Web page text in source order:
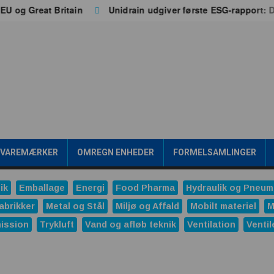
Great Britain Unidrain udgiver første ESG-rapport:
OMREGN ENHEDER FORMELSAMLINGER
Emballage Energi Food Pharma Hydraulik og
Metal og Stål Miljø og Affald Mobilt materiel
Trykluft Vand og afløb teknik Ventilation